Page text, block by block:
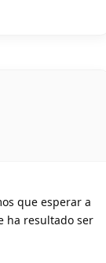
que esperar a
ha resultado ser